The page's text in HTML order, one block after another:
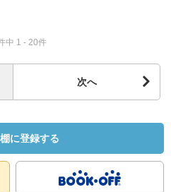
中 1 - 20件
次へ
に登録する